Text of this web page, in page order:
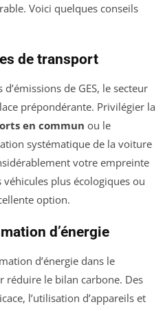
Voici quelques conseils
de transport
de GES, le secteur
prépondérante. Privilégier la
en commun ou le
systématique de la voiture
votre empreinte
plus écologiques ou
option.
d’énergie
d’énergie dans le
réduire le bilan carbone. Des
l’utilisation d’appareils et